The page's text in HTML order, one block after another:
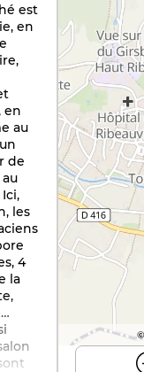
est
en
en
au
de
les
4
la